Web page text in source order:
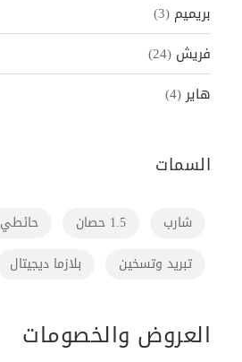
بريميم (3)
فريش (24)
هاير(4)
السمات
شارب 1.5 حصان
حائطي
تبريد وتسخين
بلازما ديجيتال
العروض والخصومات